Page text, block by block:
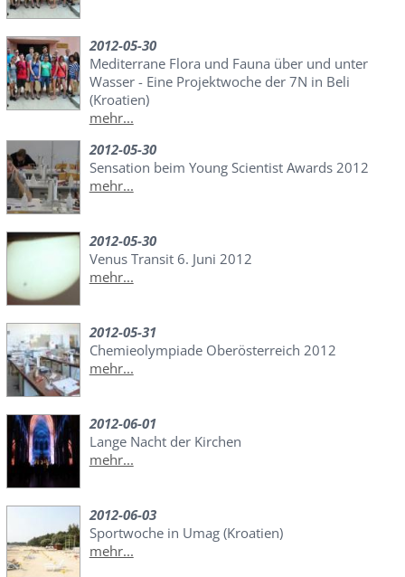
2012-05-30
Mediterrane Flora und Fauna über und unter
Wasser - Eine Projektwoche der 7N in Beli
(Kroatien)
mehr...
2012-05-30
Sensation beim Young Scientist Awards 2012
mehr...
2012-05-30
Venus Transit 6. Juni 2012
mehr...
2012-05-31
Chemieolympiade Oberösterreich 2012
mehr...
2012-06-01
Lange Nacht der Kirchen
mehr...
2012-06-03
Sportwoche in Umag (Kroatien)
mehr...